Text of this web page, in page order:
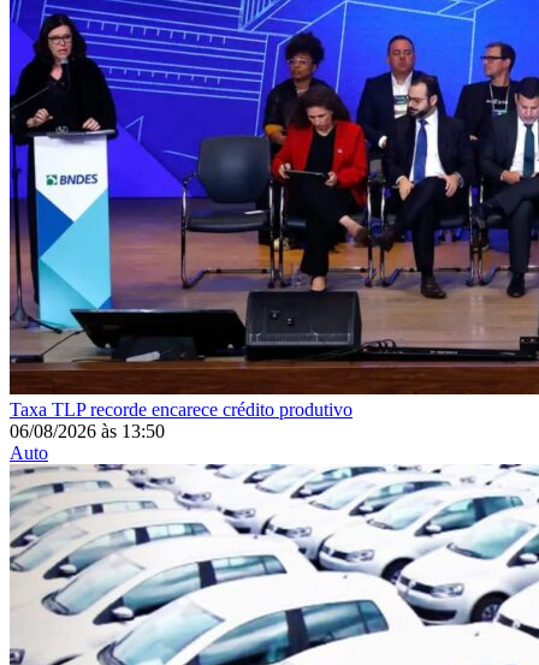
Taxa TLP recorde encarece crédito produtivo
06/08/2026 às 13:50
Auto